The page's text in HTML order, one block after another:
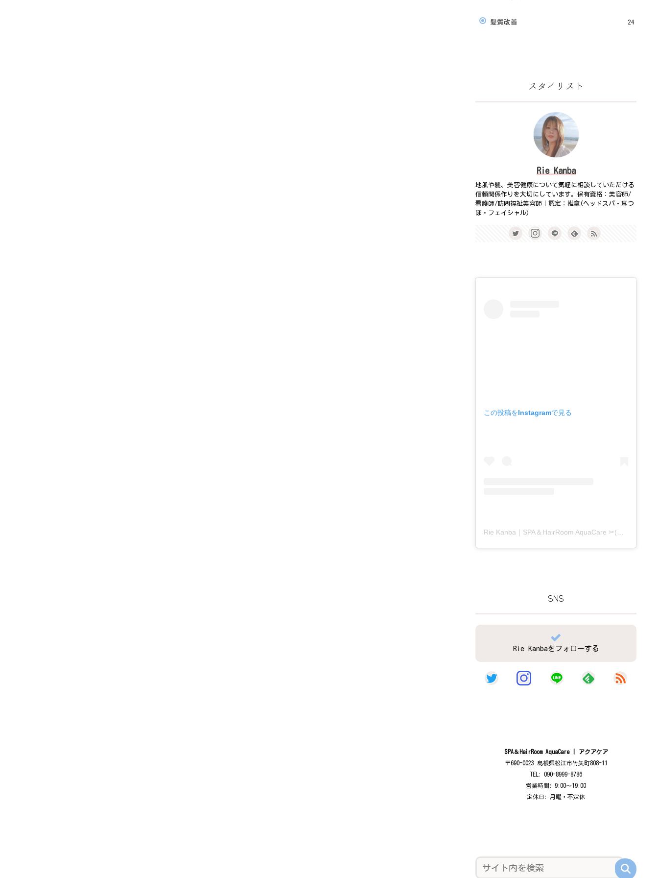
髪質改善 24
スタイリスト
Rie Kanba
地肌や髪、美容健康について気軽に相談していただける
信頼関係作りを大切にしています。保有資格：美容師/
看護師/訪問福祉美容師｜認定：推拿(ヘッドスパ・耳つ
ぼ・フェイシャル)
この投稿をInstagramで見る
SNS
Rie Kanbaをフォローする
SPA＆HairRoom AquaCare | アクアケア
〒690-0023 島根県松江市竹矢町808-11
TEL: 090-8999-8786
営業時間: 9:00〜19:00
定休日: 月曜・不定休